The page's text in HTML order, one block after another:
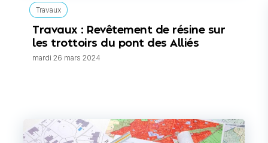
Travaux
Travaux : Revêtement de résine sur
les trottoirs du pont des Alliés
mardi 26 mars 2024